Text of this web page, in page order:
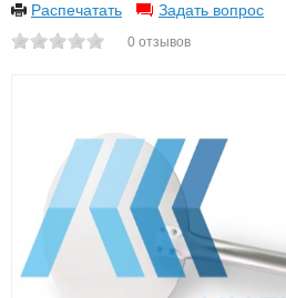
Распечатать Задать вопрос
0 отзывов